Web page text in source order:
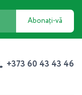
Abonați-vă
+373 60 43 43 46